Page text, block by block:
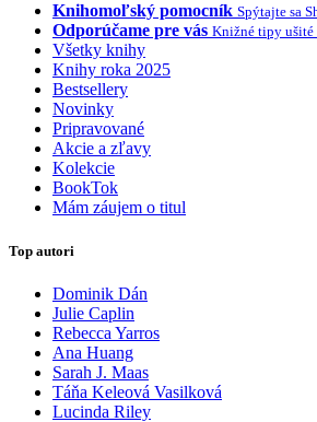
Knihomoľský pomocník Spýtajte sa
Odporúčame pre vás Knižné tipy ušité
Všetky knihy
Knihy roka 2025
Bestsellery
Novinky
Pripravované
Akcie a zľavy
Kolekcie
BookTok
Mám záujem o titul
Top autori
Dominik Dán
Julie Caplin
Rebecca Yarros
Ana Huang
Sarah J. Maas
Táňa Keleová Vasilková
Lucinda Riley